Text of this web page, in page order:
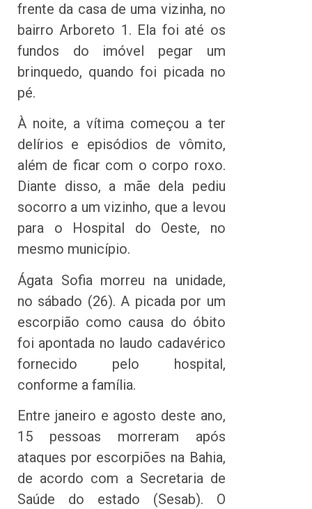
frente da casa de uma vizinha, no
bairro Arboreto 1. Ela foi até os
fundos do imóvel pegar um
brinquedo, quando foi picada no
pé.
À noite, a vítima começou a ter
delírios e episódios de vômito,
além de ficar com o corpo roxo.
Diante disso, a mãe dela pediu
socorro a um vizinho, que a levou
para o Hospital do Oeste, no
mesmo município.
Ágata Sofia morreu na unidade,
no sábado (26). A picada por um
escorpião como causa do óbito
foi apontada no laudo cadavérico
fornecido pelo hospital,
conforme a família.
Entre janeiro e agosto deste ano,
15 pessoas morreram após
ataques por escorpiões na Bahia,
de acordo com a Secretaria de
Saúde do estado (Sesab). O